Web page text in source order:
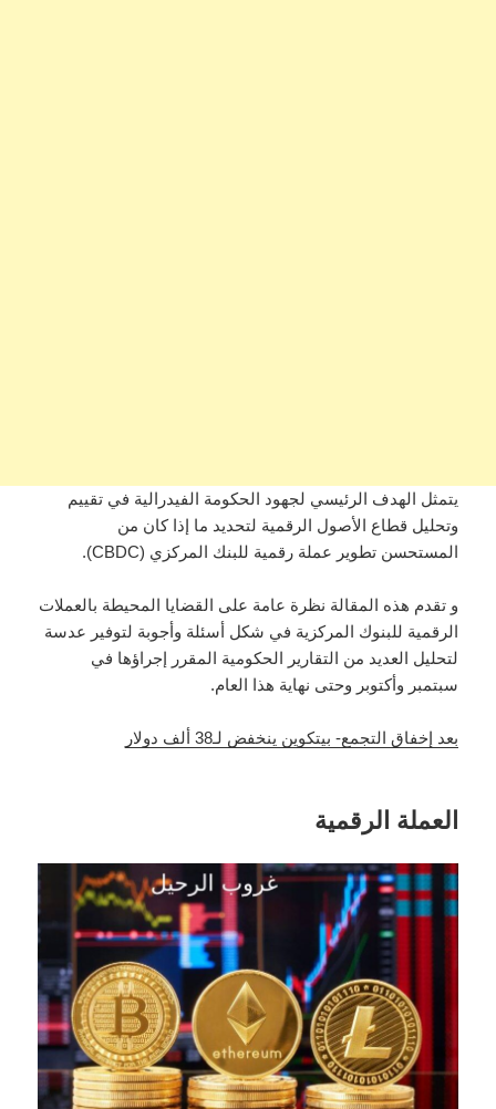
يتمثل الهدف الرئيسي لجهود الحكومة الفيدرالية في تقييم
وتحليل قطاع الأصول الرقمية لتحديد ما إذا كان من
المستحسن تطوير عملة رقمية للبنك المركزي (CBDC).
و تقدم هذه المقالة نظرة عامة على القضايا المحيطة بالعملات
الرقمية للبنوك المركزية في شكل أسئلة وأجوبة لتوفير عدسة
لتحليل العديد من التقارير الحكومية المقرر إجراؤها في
سبتمبر وأكتوبر وحتى نهاية هذا العام.
بعد إخفاق التجمع- بيتكوين ينخفض لـ38 ألف دولار
العملة الرقمية